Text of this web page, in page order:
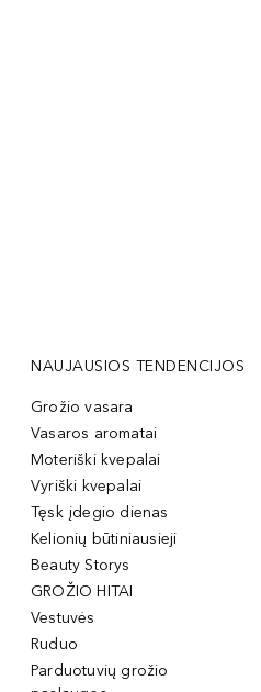
NAUJAUSIOS TENDENCIJOS
Grožio vasara
Vasaros aromatai
Moteriški kvepalai
Vyriški kvepalai
Tęsk įdegio dienas
Kelionių būtiniausieji
Beauty Storys
GROŽIO HITAI
Vestuvės
Ruduo
Parduotuvių grožio